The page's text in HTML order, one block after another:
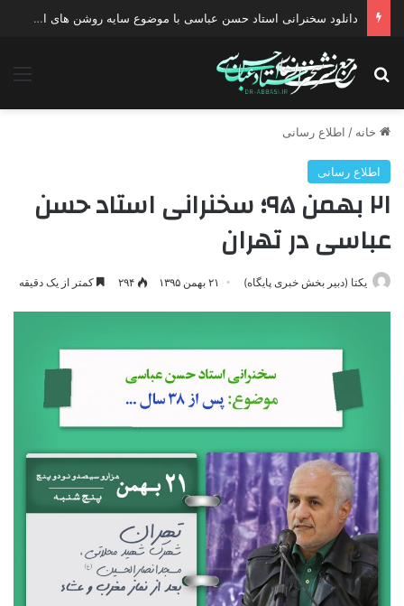
دانلود سخنرانی استاد حسن عباسی با موضوع چهار انتخاب ۱۴۰۰
جستجو برای
خانه / اطلاع رسانی
اطلاع رسانی
۲۱ بهمن ۹۵؛ سخنرانی استاد حسن
عباسی در تهران
یکتا (دبیر بخش خبری پایگاه) ۲۱ بهمن ۱۳۹۵ ۲۹۴ کمتر از یک دقیقه